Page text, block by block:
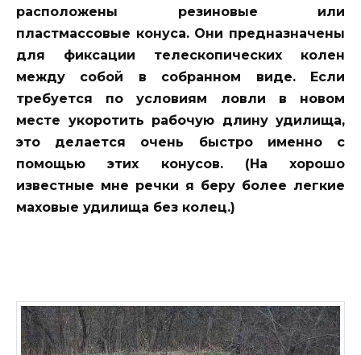
расположены резиновые или
пластмассовые конуса. Они предназначены
для фиксации телескопических колен
между собой в собранном виде. Если
требуется по условиям ловли в новом
месте укоротить рабочую длину удилища,
это делается очень быстро именно с
помощью этих конусов. (На хорошо
известные мне речки я беру более легкие
маховые удилища без колец.)